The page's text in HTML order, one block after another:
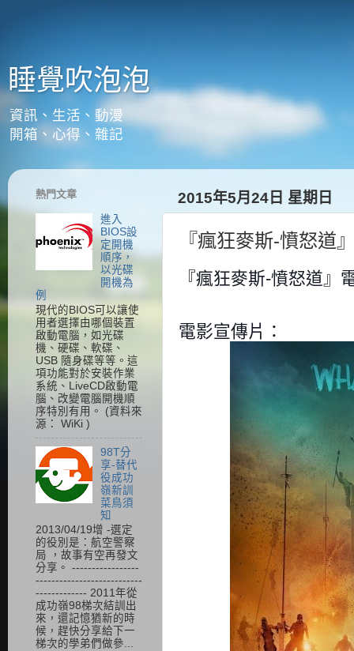
睡覺吹泡泡
資訊、生活、動漫
開箱、心得、雜記
2015年5月24日 星期日
『瘋狂麥斯-憤怒道
『瘋狂麥斯-憤怒道』
電影宣傳片：
熱門文章
進入
BIOS設
定開機
順序，
以光碟
開機為
例
現代的BIOS可以讓使
用者選擇由哪個裝置
啟動電腦，如光碟
機、硬碟、軟碟、
USB 隨身碟等等。這
項功能對於安裝作業
系統、LiveCD啟動電
腦、改變電腦開機順
序特別有用。 (資料來
源： WiKi )
98T分
享-替代
役成功
嶺新訓
菜鳥須
知
2013/04/19增 -選定
的役別是：航空警察
局 ，故事有空再發文
分享。 -----------------
---------------------------
------------- 2011年從
成功嶺98梯次結訓出
來，還記憶猶新的時
候，趕快分享給下一
梯次的學弟們做參...